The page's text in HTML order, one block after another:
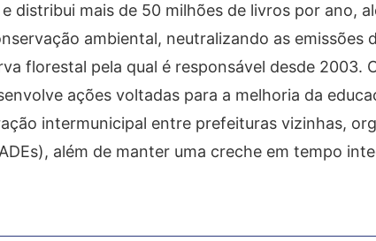
distribui mais de 50 milhões de livros por ano,
ambiental, neutralizando as emissões
florestal pela qual é responsável desde 2003.
ações voltadas para a melhoria da
intermunicipal entre prefeituras vizinhas,
além de manter uma creche em tempo